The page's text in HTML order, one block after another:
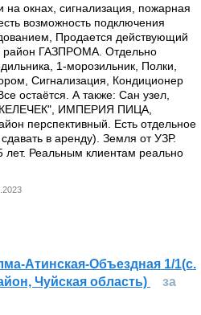
окнах, сигнализация, пожарная
возможность подключения
Продается действующий
район ГАЗПРОМА. Отдельно
1-морозильник, Полки,
Сигнализация, Кондиционер
остаётся. А также: Сан узел,
"КЕЛЕЧЕК", ИМПЕРИЯ ПИЦА,
перспективный. Есть отдельное
в аренду). Земля от УЗР.
лет. Реальным клиентам реально
Атинская-Объездная 1/1(с.
Чуйская область)
за